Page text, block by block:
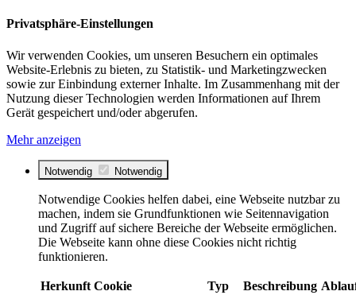
Privatsphäre-Einstellungen
Wir verwenden Cookies, um unseren Besuchern ein optimales
Website-Erlebnis zu bieten, zu Statistik- und Marketingzwecken
sowie zur Einbindung externer Inhalte. Im Zusammenhang mit der
Nutzung dieser Technologien werden Informationen auf Ihrem
Gerät gespeichert und/oder abgerufen.
Mehr anzeigen
Notwendig Notwendig
Notwendige Cookies helfen dabei, eine Webseite nutzbar zu
machen, indem sie Grundfunktionen wie Seitennavigation
und Zugriff auf sichere Bereiche der Webseite ermöglichen.
Die Webseite kann ohne diese Cookies nicht richtig
funktionieren.
Herkunft Cookie Typ Beschreibung